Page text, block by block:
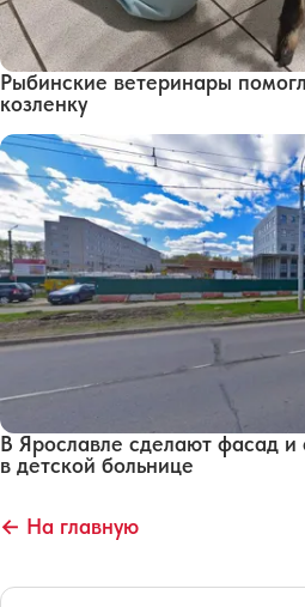
Рыбинские ветеринары
козленку
В Ярославле сделают фасад и
в детской больнице
← На главную